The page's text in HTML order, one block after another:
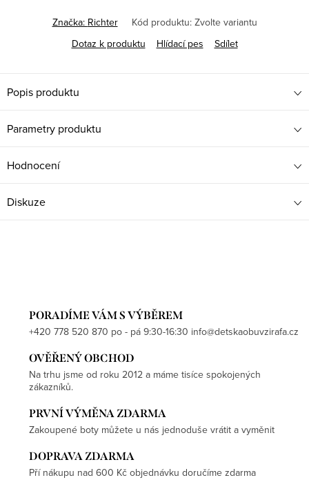
Značka: Richter Kód produktu: Zvolte variantu
Dotaz k produktu
Hlídací pes Sdílet
Popis produktu
Parametry produktu
Hodnocení
Diskuze
PORADÍME VÁM S VÝBĚREM
+420 778 520 870 po - pá 9:30-16:30 info@detskaobuvzirafa.cz
OVĚŘENÝ OBCHOD
Na trhu jsme od roku 2012 a máme tisíce spokojených
zákazníků.
PRVNÍ VÝMĚNA ZDARMA
Zakoupené boty můžete u nás jednoduše vrátit a vyměnit
DOPRAVA ZDARMA
Pří nákupu nad 600 Kč objednávku doručíme zdarma